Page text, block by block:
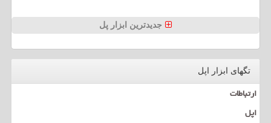
جدیدترین ابزار پل
تگهای ابزار اپل
ارتباطات
اپل